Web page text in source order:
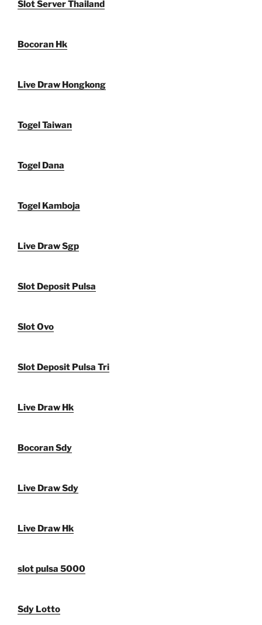
Slot Server Thailand
Bocoran Hk
Live Draw Hongkong
Togel Taiwan
Togel Dana
Togel Kamboja
Live Draw Sgp
Slot Deposit Pulsa
Slot Ovo
Slot Deposit Pulsa Tri
Live Draw Hk
Bocoran Sdy
Live Draw Sdy
Live Draw Hk
slot pulsa 5000
Sdy Lotto